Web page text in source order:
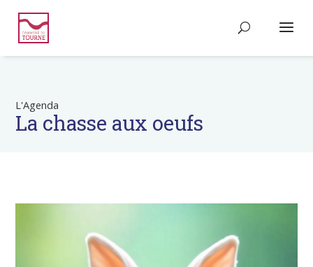
L'Agenda
La chasse aux oeufs